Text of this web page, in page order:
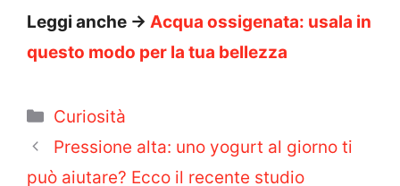
Leggi anche -> Acqua ossigenata: usala in
questo modo per la tua bellezza
Categorie
Curiosità
Pressione alta: uno yogurt al giorno ti
può aiutare? Ecco il recente studio